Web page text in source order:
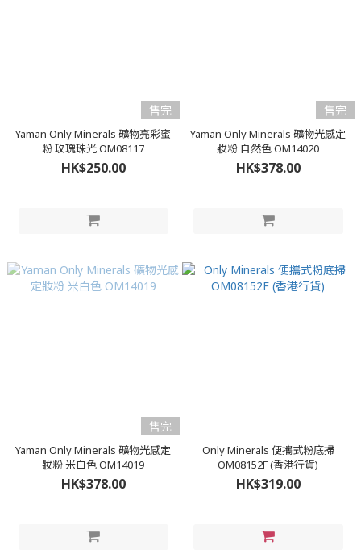
售完
Yaman Only Minerals 礦物亮彩蜜
粉 玫瑰珠光 OM08117
HK$250.00
售完
Yaman Only Minerals 礦物光感定
妝粉 自然色 OM14020
HK$378.00
售完
Yaman Only Minerals 礦物光感定
妝粉 米白色 OM14019
HK$378.00
Only Minerals 便攜式粉底掃
OM08152F (香港行貨)
HK$319.00